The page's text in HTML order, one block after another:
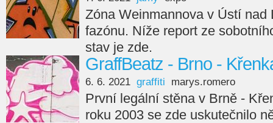
Zóna Weinmannova v Ústí nad
fazónu. Níže report ze
stav je zde.
GraffBeatz - Brno -
6. 6. 2021 graffiti marys.romero
První legální stěna v Brně -
roku 2003 se zde uskutečnilo